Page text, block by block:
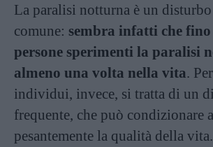
La paralisi notturna è un
comune: sembra infatti che
persone sperimenti la paralisi
almeno una volta nella vita.
individui, invece, si tratta di un
frequente, che può condizionare
pesantemente la qualità della vita.